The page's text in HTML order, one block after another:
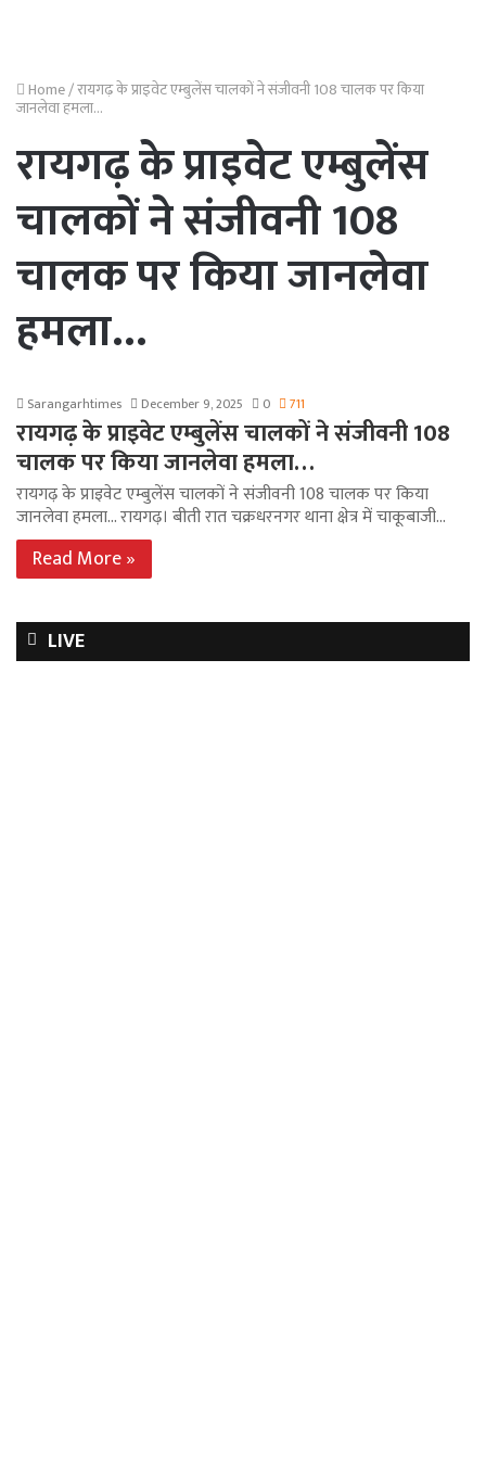
Home/रायगढ़ के प्राइवेट एम्बुलेंस चालकों ने संजीवनी 108 चालक पर किया
जानलेवा हमला...
रायगढ़ के प्राइवेट एम्बुलेंस
चालकों ने संजीवनी 108
चालक पर किया जानलेवा
हमला…
Sarangarhtimes December 9, 2025 0 711
रायगढ़ के प्राइवेट एम्बुलेंस चालकों ने संजीवनी 108
चालक पर किया जानलेवा हमला…
रायगढ़ के प्राइवेट एम्बुलेंस चालकों ने संजीवनी 108 चालक पर किया
जानलेवा हमला… रायगढ़। बीती रात चक्रधरनगर थाना क्षेत्र में चाकूबाजी…
Read More »
LIVE